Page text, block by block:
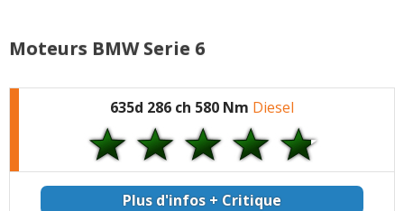
Moteurs BMW Serie 6
635d 286 ch 580 Nm Diesel
Plus d'infos + Critique